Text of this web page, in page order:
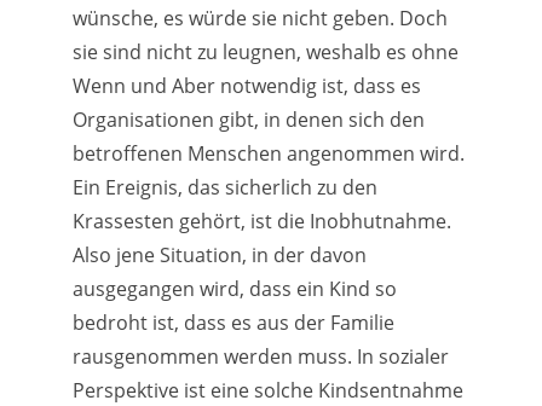
wünsche, es würde sie nicht geben. Doch
sie sind nicht zu leugnen, weshalb es ohne
Wenn und Aber notwendig ist, dass es
Organisationen gibt, in denen sich den
betroffenen Menschen angenommen wird.
Ein Ereignis, das sicherlich zu den
Krassesten gehört, ist die Inobhutnahme.
Also jene Situation, in der davon
ausgegangen wird, dass ein Kind so
bedroht ist, dass es aus der Familie
rausgenommen werden muss. In sozialer
Perspektive ist eine solche Kindsentnahme